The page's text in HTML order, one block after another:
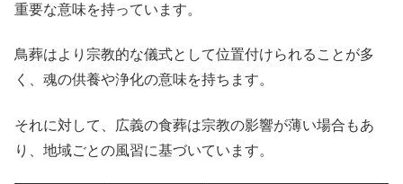
重要な意味を持っています。
鳥葬はより宗教的な儀式として位置付けられることが多
く、魂の供養や浄化の意味を持ちます。
それに対して、広義の食葬は宗教の影響が薄い場合もあ
り、地域ごとの風習に基づいています。